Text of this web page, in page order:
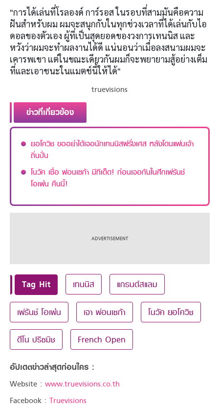
"การได้เล่นที่โรลองด์ การ์รอส ในรอบที่สามมันคือความ
ฝันสำหรับผม ผมจะสนุกกับในทุกช่วงเวลาที่ได้เล่นกับไอ
ดอลของตัวเอง ผู้ที่เป็นสุดยอดของวงการเทนนิส และ
หวังว่าผมจะทำผลงานได้ดี แน่นอนว่าเมื่อลงสนามผมจะ
เคารพเขา แต่ในขณะเดียวกันผมก็จะพยายามสู้อย่างเต็ม
ที่และเอาชนะในแมตช์นี้ให้ได้"
truevisions
ข่าวที่เกี่ยวข้อง
ยอโควิช ขออย่าได้เจอนักเทนนิสฝรั่งเศส หลังโดนแฟนเจ้า
ถิ่นปั่น
โนวัค เชื่อ ฟอนเซก้า มีทีเด็ด! ก่อนเจอกันในศึกเฟร้นช์
โอเพ่น คืนนี้!
Tag Hit เทนนิส แกรนด์สแลม
เฟร้นช์ โอเพ่น เจา ฟอนเซก้า โนวัค ยอโควิช
ดีโน ปริซมิช French Open
อัปเดตข่าวล่าสุดก่อนใคร :
Website : www.truevisions.co.th
Facebook : Truevisions